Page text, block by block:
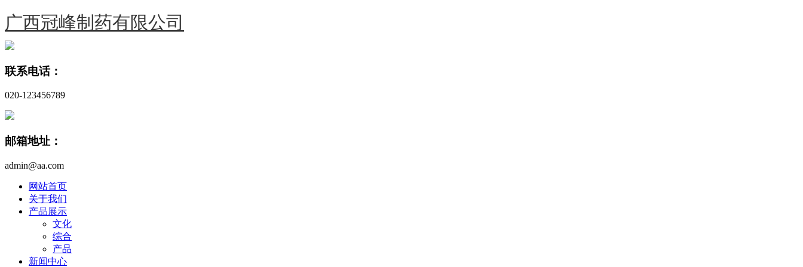
广西冠峰制药有限公司
联系电话：
020-123456789
邮箱地址：
admin@aa.com
网站首页
关于我们
产品展示
文化
综合
产品
新闻中心